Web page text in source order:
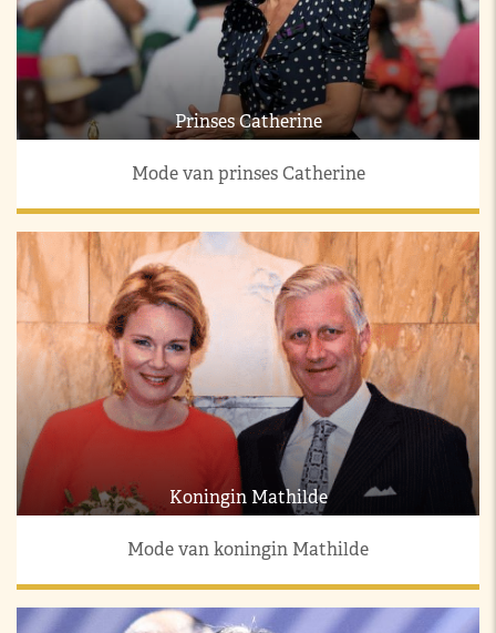
Prinses Catherine
Mode van prinses Catherine
Koningin Mathilde
Mode van koningin Mathilde